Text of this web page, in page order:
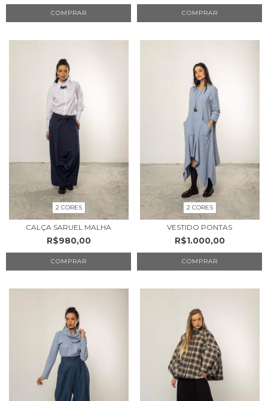
COMPRAR COMPRAR
2 CORES
CALÇA SARUEL MALHA
R$980,00
COMPRAR
2 CORES
VESTIDO PONTAS
R$1.000,00
COMPRAR